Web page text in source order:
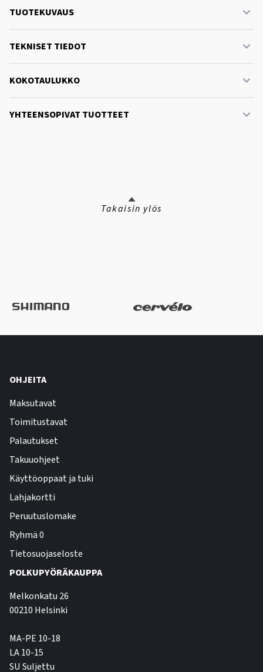
TUOTEKUVAUS
TEKNISET TIEDOT
KOKOTAULUKKO
YHTEENSOPIVAT TUOTTEET
Takaisin ylös
OHJEITA
Maksutavat
Toimitustavat
Palautukset
Takuuohjeet
Käyttöoppaat ja tuki
Lahjakortti
Peruutuslomake
Ryhmä 0
Tietosuojaseloste
POLKUPYÖRÄKAUPPA
Melkonkatu 26
00210 Helsinki
MA-PE 10-18
LA 10-15
SU Suljettu